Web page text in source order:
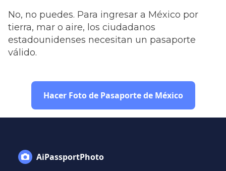
No, no puedes. Para ingresar a México por
tierra, mar o aire, los ciudadanos
estadounidenses necesitan un pasaporte
válido.
Hacer Foto de Pasaporte de México
AiPassportPhoto